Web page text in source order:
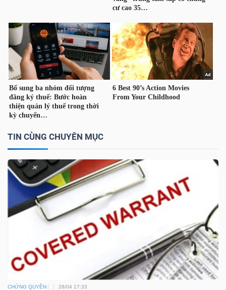
TIN CÙNG CHUYÊN MỤC
CHỨNG QUYỀN 28/04 17:33
TÀI
CHÍNH
CÁ
NHÂN
PHÂN
TÍCH
VIETSTOCKFINANCE
MÔ